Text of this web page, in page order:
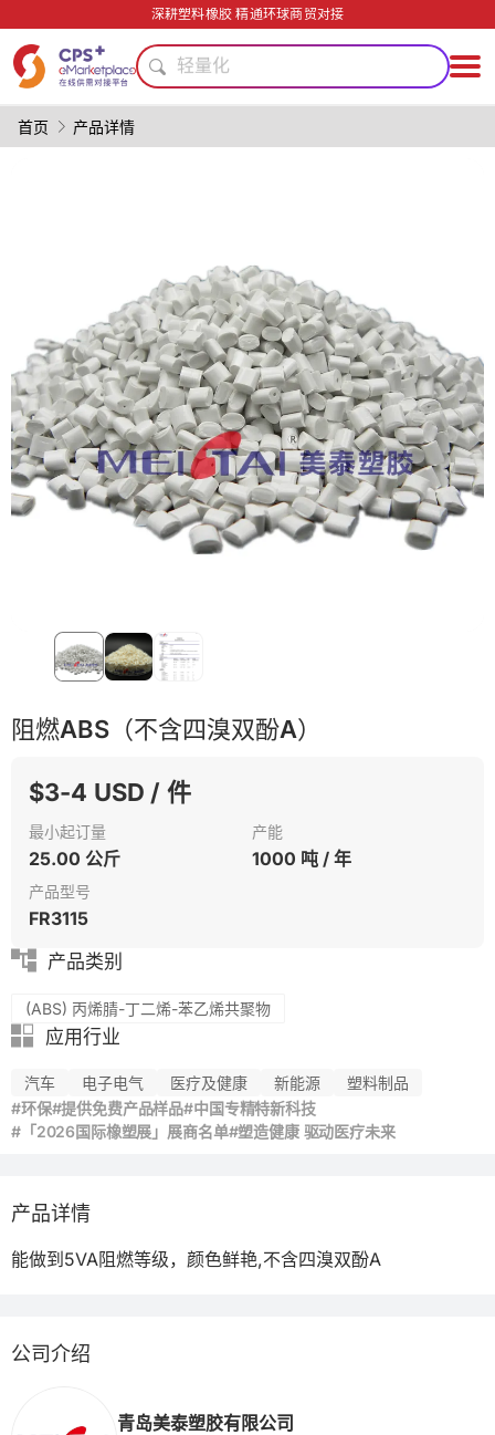
深耕塑料橡胶 精通环球商贸对接
薄壁注塑
轻量化
PVC
PET
薄壁注塑
回收再生
轻量化
PVC
绿色成型方案
首页 产品详情
阻燃ABS（不含四溴双酚A）
$3-4 USD / 件
最小起订量
25.00 公斤
产能
1000 吨 / 年
产品型号
FR3115
产品类别
(ABS) 丙烯腈-丁二烯-苯乙烯共聚物
应用行业
汽车 电子电气 医疗及健康 新能源
塑料制品
#环保#提供免费产品样品#中国专精特新科技
#「2026国际橡塑展」展商名单#塑造健康 驱动医疗未来
产品详情
能做到5VA阻燃等级，颜色鲜艳,不含四溴双酚A
公司介绍
青岛美泰塑胶有限公司